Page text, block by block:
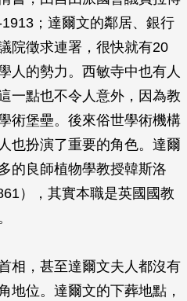
；達爾文的鄰居、銀行
院徵求連署，很快就有20
人的勢力。西敏寺中也有人
一點也不令人意外，因為教
術堡壘。後來俗世學術機構
也扮演了重要的角色。達爾
的良師植物學教授韓斯洛
），其實本職是英國國教
相，甚至達爾文夫人都沒有
地位。達爾文的下葬地點，